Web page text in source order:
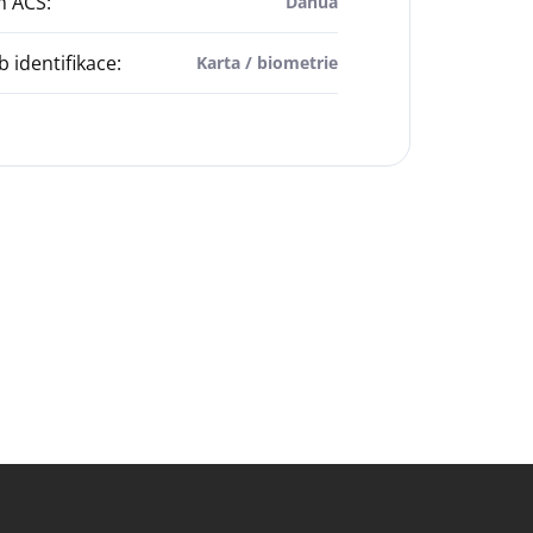
identifikace: Karta / biometrie